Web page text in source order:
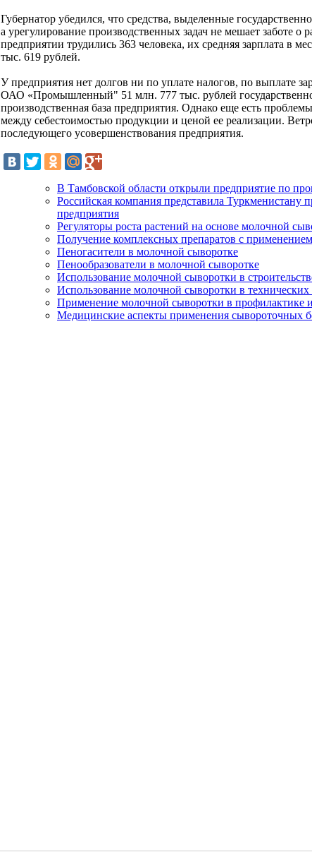
Губернатор убедился, что средства, выделенные
а урегулирование производственных задач не мешает заботе о
предприятии трудились 363 человека, их средняя зарплата в
тыс. 619 рублей.
У предприятия нет долгов ни по уплате налогов, по выплате
ОАО «Промышленный" 51 млн. 777 тыс. рублей
производственная база предприятия. Однако еще есть
между себестоимостью продукции и ценой ее реализации.
последующего усовершенствования предприятия.
В Тамбовской области открыли предприятие по
Российская компания представила Туркменистану
предприятия
Регуляторы роста растений на основе молочной
Получение комплексных препаратов с
Пеногасители в молочной сыворотке
Пенообразователи в молочной сыворотке
Использование молочной сыворотки в
Использование молочной сыворотки в технических
Применение молочной сыворотки в профилактике
Медицинские аспекты применения сывороточных